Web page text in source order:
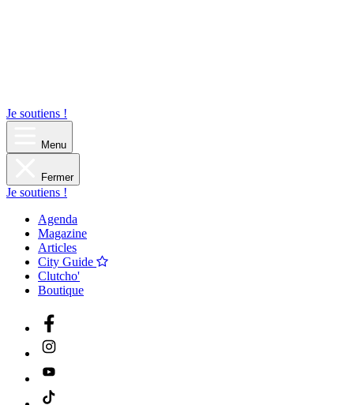
Je soutiens !
Menu
Fermer
Je soutiens !
Agenda
Magazine
Articles
City Guide
Clutcho'
Boutique